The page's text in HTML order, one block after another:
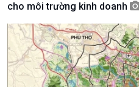
cho môi trường kinh doanh